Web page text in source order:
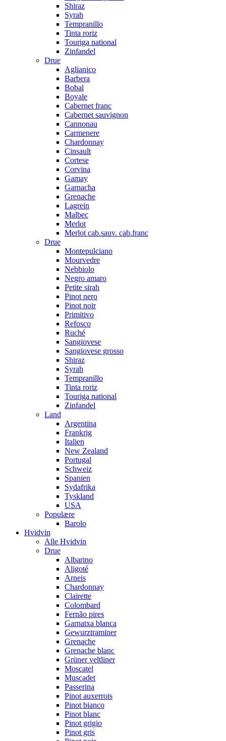
Shiraz
Syrah
Tempranillo
Tinta roriz
Touriga national
Zinfandel
Drue
Aglianico
Barbera
Bobal
Boyale
Cabernet franc
Cabernet sauvignon
Cannonau
Carmenere
Chardonnay
Cinsault
Cortese
Corvina
Gamay
Garnacha
Grenache
Lagrein
Malbec
Merlot
Merlot cab.sauv. cab.franc
Drue
Montepulciano
Mourvedre
Nebbiolo
Negro amaro
Petite sirah
Pinot nero
Pinot noir
Primitivo
Refosco
Ruché
Sangiovese
Sangiovese grosso
Shiraz
Syrah
Tempranillo
Tinta roriz
Touriga national
Zinfandel
Land
Argentina
Frankrig
Italien
New Zealand
Portugal
Schweiz
Spanien
Sydafrika
Tyskland
USA
Populære
Barolo
Hvidvin
Alle Hvidvin
Drue
Albarino
Aligoté
Arneis
Chardonnay
Clairette
Colombard
Fernão pires
Garnatxa blanca
Gewurztraminer
Grenache
Grenache blanc
Grüner veltliner
Moscatel
Muscadet
Passerina
Pinot auxerrois
Pinot bianco
Pinot blanc
Pinot grigio
Pinot gris